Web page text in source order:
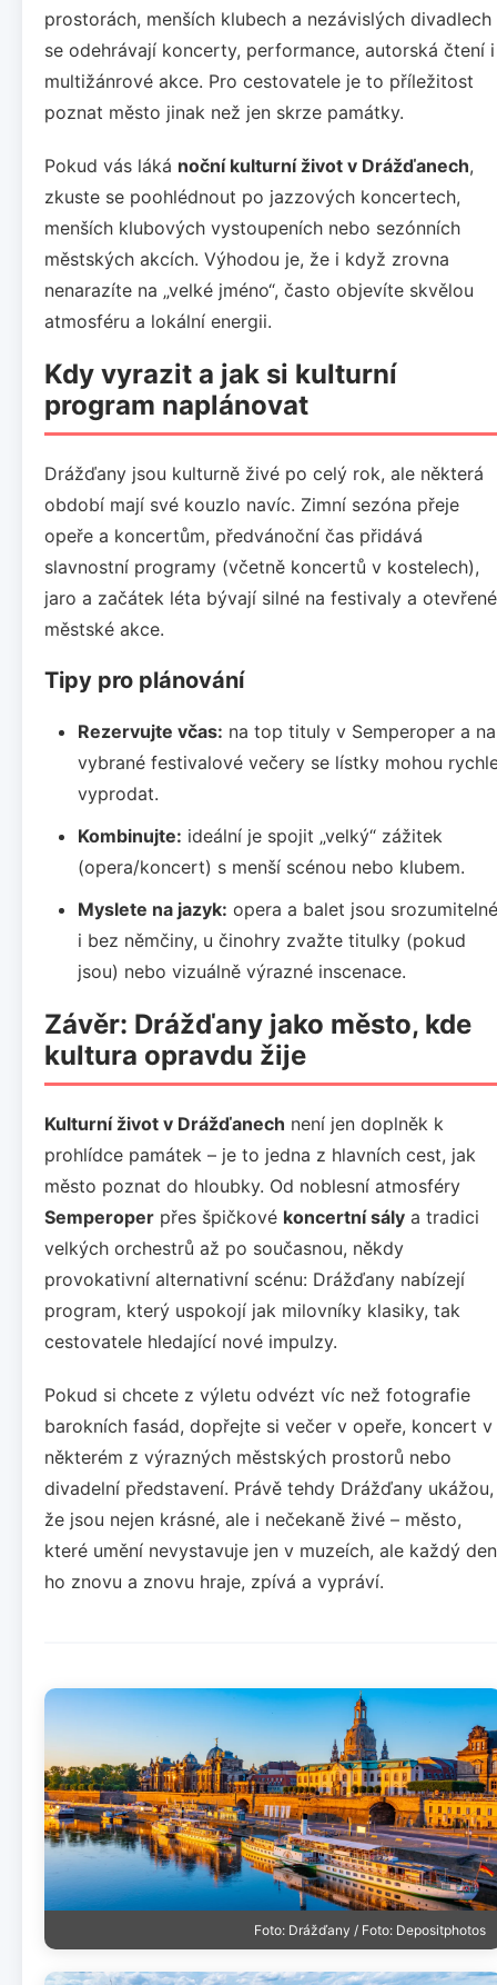
prostorách, menších klubech a nezávislých divadlech
se odehrávají koncerty, performance, autorská čtení i
multižánrové akce. Pro cestovatele je to příležitost
poznat město jinak než jen skrze památky.
Pokud vás láká noční kulturní život v Drážďanech,
zkuste se poohlédnout po jazzových koncertech,
menších klubových vystoupeních nebo sezónních
městských akcích. Výhodou je, že i když zrovna
nenarazíte na „velké jméno“, často objevíte skvělou
atmosféru a lokální energii.
Kdy vyrazit a jak si kulturní
program naplánovat
Drážďany jsou kulturně živé po celý rok, ale některá
období mají své kouzlo navíc. Zimní sezóna přeje
opeře a koncertům, předvánoční čas přidává
slavnostní programy (včetně koncertů v kostelech),
jaro a začátek léta bývají silné na festivaly a otevřené
městské akce.
Tipy pro plánování
Rezervujte včas: na top tituly v Semperoper a na
vybrané festivalové večery se lístky mohou
vyprodat.
Kombinujte: ideální je spojit „velký“ zážitek
(opera/koncert) s menší scénou nebo klubem.
Myslete na jazyk: opera a balet jsou srozumitelné
i bez němčiny, u činohry zvažte titulky (pokud
jsou) nebo vizuálně výrazné inscenace.
Závěr: Drážďany jako město, kde
kultura opravdu žije
Kulturní život v Drážďanech není jen doplněk k
prohlídce památek – je to jedna z hlavních cest, jak
město poznat do hloubky. Od noblesní atmosféry
Semperoper přes špičkové koncertní sály a tradici
velkých orchestrů až po současnou, někdy
provokativní alternativní scénu: Drážďany nabízejí
program, který uspokojí jak milovníky klasiky, tak
cestovatele hledající nové impulzy.
Pokud si chcete z výletu odvézt víc než fotografie
barokních fasád, dopřejte si večer v opeře, koncert v
některém z výrazných městských prostorů nebo
divadelní představení. Právě tehdy Drážďany ukážou,
že jsou nejen krásné, ale i nečekaně živé – město,
které umění nevystavuje jen v muzeích, ale každý den
ho znovu a znovu hraje, zpívá a vypráví.
Foto: Drážďany / Foto: Depositphotos